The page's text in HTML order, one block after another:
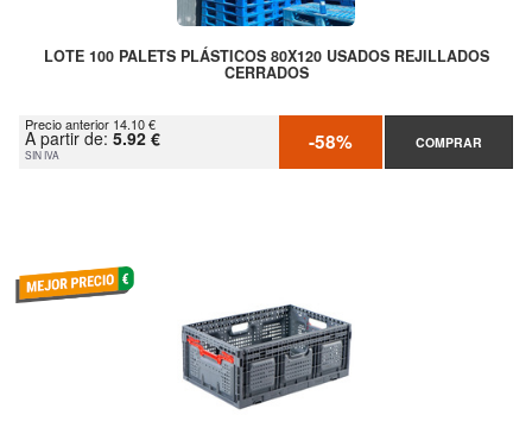
LOTE 100 PALETS PLÁSTICOS 80X120 USADOS REJILLADOS
CERRADOS
Precio anterior 14.10 €
A partir de: 5.92 €
SIN IVA -58% COMPRAR